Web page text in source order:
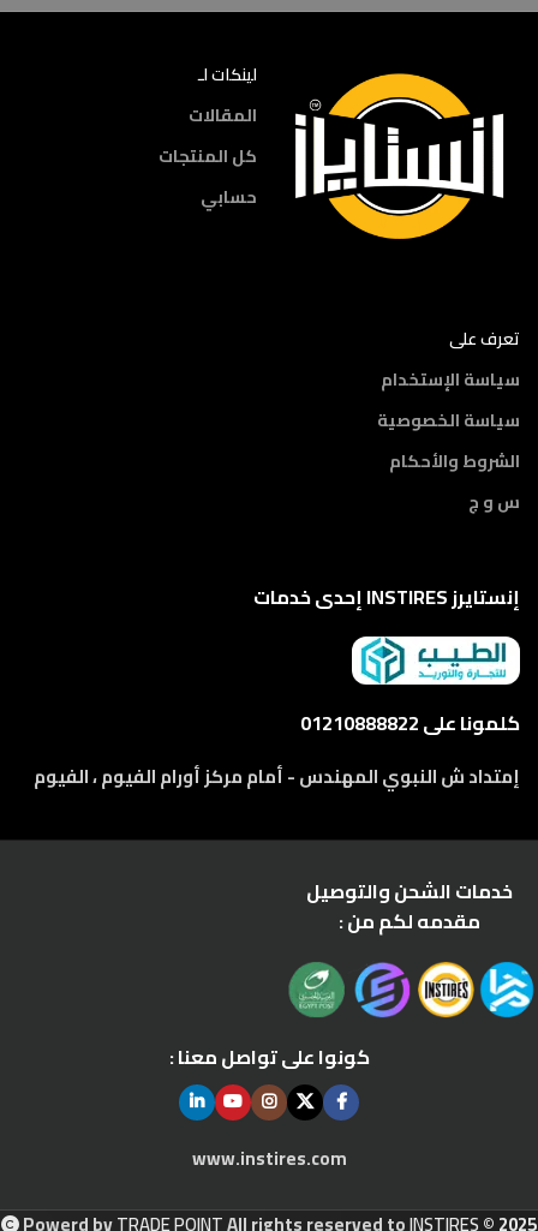
لينكات لـ
المقالات
كل المنتجات
حسابي
تعرف على
سياسة الإستخدام
سياسة الخصوصية
الشروط والأحكام
س و ج
إنستايرز INSTIRES إحدى خدمات
كلمونا على 01210888822
إمتداد ش النبوي المهندس - أمام مركز أورام الفيوم ، الفيوم
خدمات الشحن والتوصيل
مقدمه لكم من :
كونوا على تواصل معنا :
www.instires.com